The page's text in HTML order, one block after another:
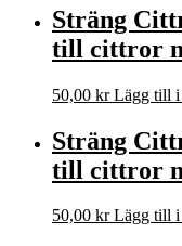
Sträng
till cittror
50,00 kr Lägg till
Sträng
till cittror
50,00 kr Lägg till